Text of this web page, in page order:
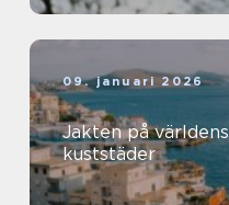
09. januari 2026
Jakten på
kuststäder